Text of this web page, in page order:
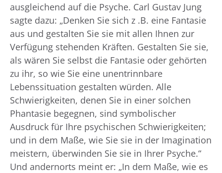
ausgleichend auf die Psyche. Carl Gustav Jung
sagte dazu: „Denken Sie sich z .B. eine Fantasie
aus und gestalten Sie sie mit allen Ihnen zur
Verfügung stehenden Kräften. Gestalten Sie sie,
als wären Sie selbst die Fantasie oder gehörten
zu ihr, so wie Sie eine unentrinnbare
Lebenssituation gestalten würden. Alle
Schwierigkeiten, denen Sie in einer solchen
Phantasie begegnen, sind symbolischer
Ausdruck für Ihre psychischen Schwierigkeiten;
und in dem Maße, wie Sie sie in der Imagination
meistern, überwinden Sie sie in Ihrer Psyche.“
Und andernorts meint er: „In dem Maße, wie es